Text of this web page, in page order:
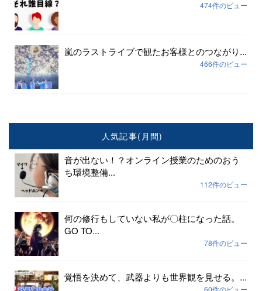
474件のビュー
嵐のラストライブで観たお客様とのつながり...
466件のビュー
人気記事(月間)
音が出ない！？オンライン授業のためのおう
ち環境整備...
112件のビュー
何の修行もしていない私が〇柱になった話。
GO TO...
78件のビュー
覚悟を決めて、武器よりも世界観を見せる。...
60件のビュー